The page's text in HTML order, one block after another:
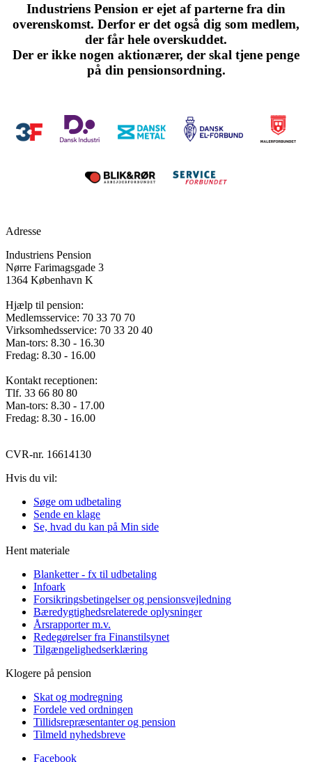
Industriens Pension er ejet af parterne fra din
overenskomst. Derfor er det også dig som medlem,
der får hele overskuddet.
Der er ikke nogen aktionærer, der skal tjene penge
på din pensionsordning.
Adresse
Industriens Pension
Nørre Farimagsgade 3
1364 København K
Hjælp til pension:
Medlemsservice: 70 33 70 70
Virksomhedsservice: 70 33 20 40
Man-tors: 8.30 - 16.30
Fredag: 8.30 - 16.00
Kontakt receptionen:
Tlf. 33 66 80 80
Man-tors: 8.30 - 17.00
Fredag: 8.30 - 16.00
CVR-nr. 16614130
Hvis du vil:
Søge om udbetaling
Sende en klage
Se, hvad du kan på Min side
Hent materiale
Blanketter - fx til udbetaling
Infoark
Forsikringsbetingelser og pensionsvejledning
Bæredygtighedsrelaterede oplysninger
Årsrapporter m.v.
Redegørelser fra Finanstilsynet
Tilgængelighedserklæring
Klogere på pension
Skat og modregning
Fordele ved ordningen
Tillidsrepræsentanter og pension
Tilmeld nyhedsbreve
Facebook